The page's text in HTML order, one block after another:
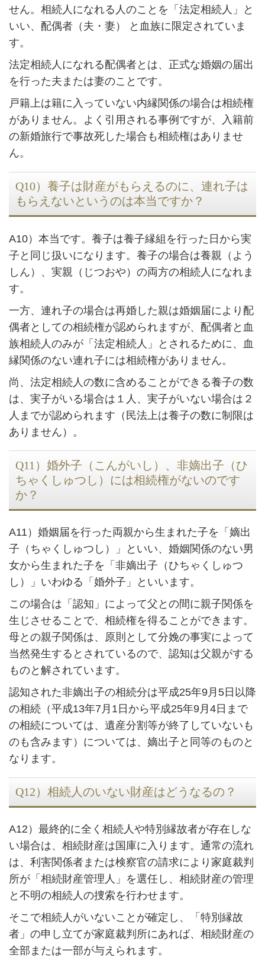
せん。相続人になれる人のことを「法定相続人」と
いい、配偶者（夫・妻） と血族に限定されていま
す。
法定相続人になれる配偶者とは、正式な婚姻の届出
を行った夫または妻のことです。
戸籍上は籍に入っていない内縁関係の場合は相続権
がありません。よく引用される事例ですが、入籍前
の新婚旅行で事故死した場合も相続権はありませ
ん。
Q10）養子は財産がもらえるのに、連れ子は
もらえないというのは本当ですか？
A10）本当です。養子は養子縁組を行った日から実
子と同じ扱いになります。養子の場合は養親（よう
しん）、実親（じつおや）の両方の相続人になれま
す。
一方、連れ子の場合は再婚した親は婚姻届により配
偶者としての相続権が認められますが、配偶者と血
族相続人のみが「法定相続人」とされるために、血
縁関係のない連れ子には相続権がありません。
尚、法定相続人の数に含めることができる養子の数
は、実子がいる場合は１人、実子がいない場合は２
人までが認められます（民法上は養子の数に制限は
ありません）。
Q11）婚外子（こんがいし）、非嫡出子（ひ
ちゃくしゅつし）には相続権がないのです
か？
A11）婚姻届を行った両親から生まれた子を「嫡出
子（ちゃくしゅつし）」といい、婚姻関係のない男
女から生まれた子を「非嫡出子（ひちゃくしゅつ
し）」いわゆる「婚外子」といいます。
この場合は「認知」によって父との間に親子関係を
生じさせることで、相続権を得ることができます。
母との親子関係は、原則として分娩の事実によって
当然発生するとされているので、認知は父親がする
ものと解されています。
認知された非嫡出子の相続分は平成25年9月5日以降
の相続（平成13年7月1日から平成25年9月4日まで
の相続については、遺産分割等が終了していないも
のも含みます）については、嫡出子と同等のものと
なります。
Q12）相続人のいない財産はどうなるの？
A12）最終的に全く相続人や特別縁故者が存在しな
い場合は、相続財産は国庫に入ります。通常の流れ
は、利害関係者または検察官の請求により家庭裁判
所が「相続財産管理人」を選任し、相続財産の管理
と不明の相続人の捜索を行わせます。
そこで相続人がいないことが確定し、「特別縁故
者」の申し立てが家庭裁判所にあれば、相続財産の
全部または一部が与えられます。